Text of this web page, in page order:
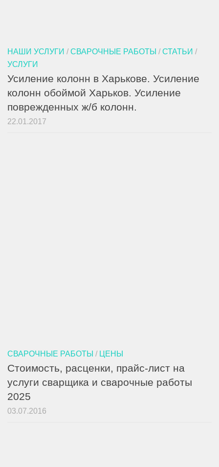
НАШИ УСЛУГИ / СВАРОЧНЫЕ РАБОТЫ / СТАТЬИ /
УСЛУГИ
Усиление колонн в Харькове. Усиление
колонн обоймой Харьков. Усиление
поврежденных ж/б колонн.
22.01.2017
СВАРОЧНЫЕ РАБОТЫ / ЦЕНЫ
Стоимость, расценки, прайс-лист на
услуги сварщика и сварочные работы
2025
03.07.2016